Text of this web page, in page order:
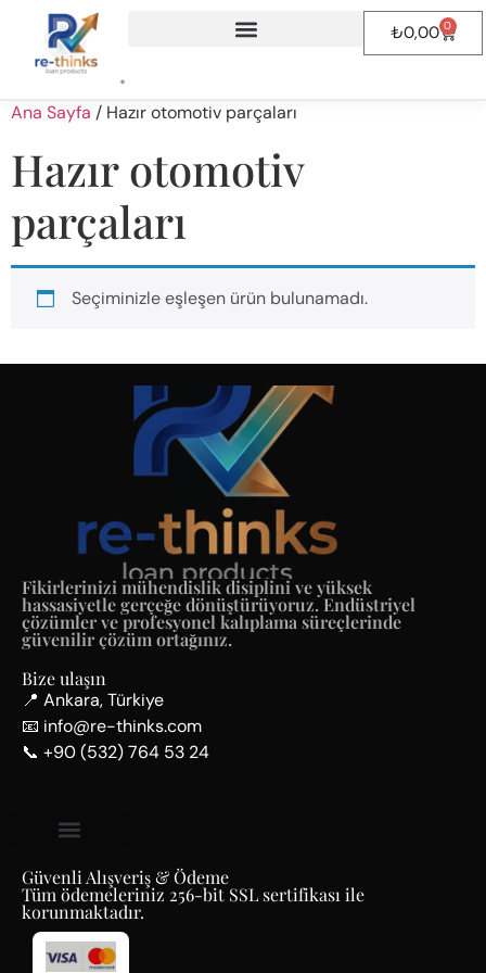
₺0,00 0
Ana Sayfa / Hazır otomotiv parçaları
Hazır otomotiv
parçaları
Seçiminizle eşleşen ürün bulunamadı.
Fikirlerinizi mühendislik disiplini ve yüksek
hassasiyetle gerçeğe dönüştürüyoruz. Endüstriyel
çözümler ve profesyonel kalıplama süreçlerinde
güvenilir çözüm ortağınız.
Bize ulaşın
📍 Ankara, Türkiye
📧 info@re-thinks.com
📞 +90 (532) 764 53 24
Güvenli Alışveriş & Ödeme
Tüm ödemeleriniz 256-bit SSL sertifikası ile
korunmaktadır.